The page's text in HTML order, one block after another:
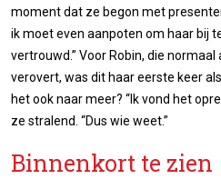
moment dat ze begon met
ik moet even aanpoten om haar bij
vertrouwd.” Voor Robin, die
verovert, was dit haar eerste keer
het ook naar meer? “Ik vond het
ze stralend. “Dus wie weet.”
Binnenkort te zien